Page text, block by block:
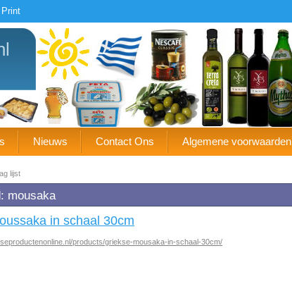
Print
Nieuws Contact Ons Algemene voorwaarden
lijst
mousaka
in schaal 30cm
products/griekse-mousaka-in-schaal-30cm/